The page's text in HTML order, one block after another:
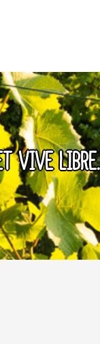
VIVE LIBRE.